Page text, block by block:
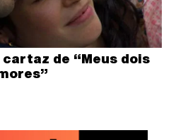
de “Meus dois